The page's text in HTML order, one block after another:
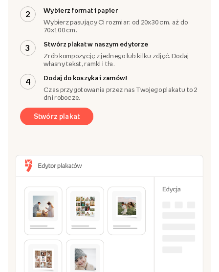
2
Wybierz format i papier
Wybierz pasujący Ci rozmiar: od 20x30 cm, aż do
70x100 cm.
3
Stwórz plakat w naszym edytorze
Zrób kompozycję z jednego lub kilku zdjęć. Dodaj
własny tekst, ramki i tła.
4
Dodaj do koszyka i zamów!
Czas przygotowania przez nas Twojego plakatu to 2
dni robocze.
Stwórz plakat